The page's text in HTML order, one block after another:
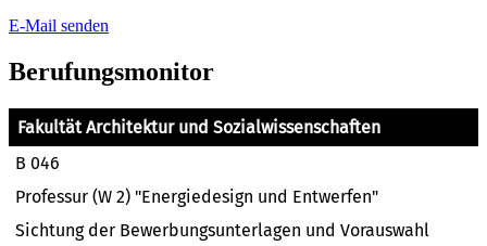
E-Mail senden
Berufungsmonitor
Fakultät Architektur und Sozialwissenschaften
B 046
Professur (W 2) "Energiedesign und Entwerfen"
Sichtung der Bewerbungsunterlagen und Vorauswahl